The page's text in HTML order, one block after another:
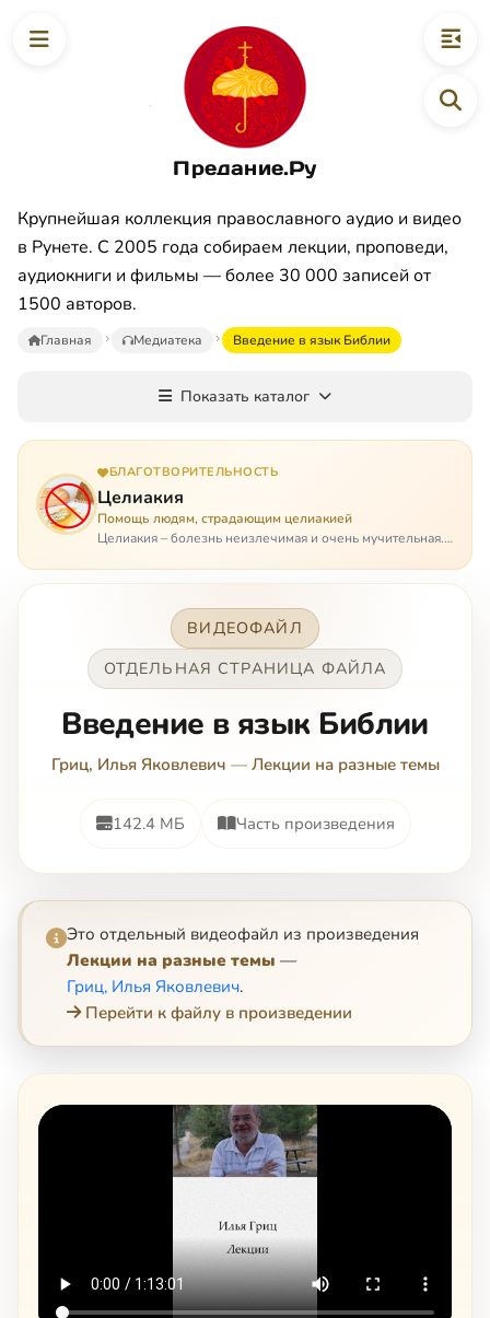
Предание.Ру
Крупнейшая коллекция православного аудио и видео
в Рунете. С 2005 года собираем лекции, проповеди,
аудиокниги и фильмы — более 30 000 записей от
1500 авторов.
Главная Медиатека Введение в язык Библии
Показать каталог
БЛАГОТВОРИТЕЛЬНОСТЬ
Целиакия
Помощь людям, страдающим целиакией
Целиакия – болезнь неизлечимая и очень мучительная.
целиакией страдает в одиночестве, не представляя
ВИДЕОФАЙЛ
ОТДЕЛЬНАЯ СТРАНИЦА ФАЙЛА
Введение в язык Библии
Гриц, Илья Яковлевич — Лекции на разные темы
142.4 МБ Часть произведения
Это отдельный видеофайл из произведения
Лекции на разные темы —
Гриц, Илья Яковлевич.
Перейти к файлу в произведении